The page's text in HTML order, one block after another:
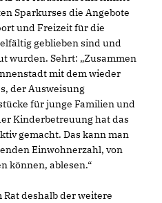
Sparkurses die Angebote
und Freizeit für die
geblieben sind und
wurden. Sehrt: „Zusammen
mit dem wieder
der Ausweisung
für junge Familien und
Kinderbetreuung hat das
gemacht. Das kann man
Einwohnerzahl, von
können, ablesen.“
Rat deshalb der weitere